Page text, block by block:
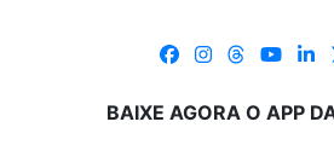
BAIXE AGORA O APP